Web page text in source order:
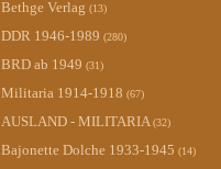
Bethge Verlag (13)
DDR 1946-1989 (280)
BRD ab 1949 (31)
Militaria 1914-1918 (67)
AUSLAND - MILITARIA (32)
Bajonette Dolche 1933-1945 (14)